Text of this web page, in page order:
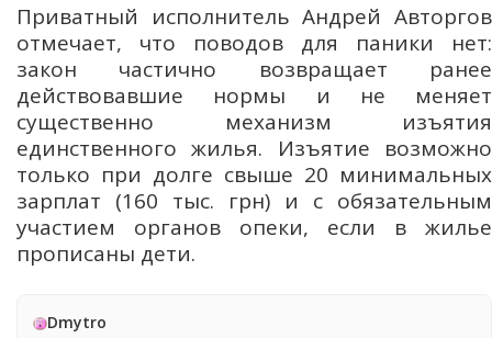
Приватный исполнитель Андрей Авторгов
отмечает, что поводов для паники нет:
закон частично возвращает ранее
действовавшие нормы и не меняет
существенно механизм изъятия
единственного жилья. Изъятие возможно
только при долге свыше 20 минимальных
зарплат (160 тыс. грн) и с обязательным
участием органов опеки, если в жилье
прописаны дети.
Dmytro